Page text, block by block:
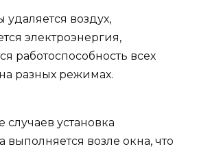
удаляется воздух,
электроэнергия,
работоспособность всех
разных режимах.
установка
возле окна, что